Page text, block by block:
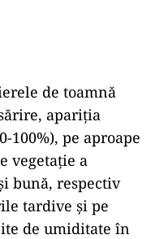
de toamnă
apariţia
pe aproape
vegetaţie a
bună, respectiv
tardive şi pe
de umiditate în